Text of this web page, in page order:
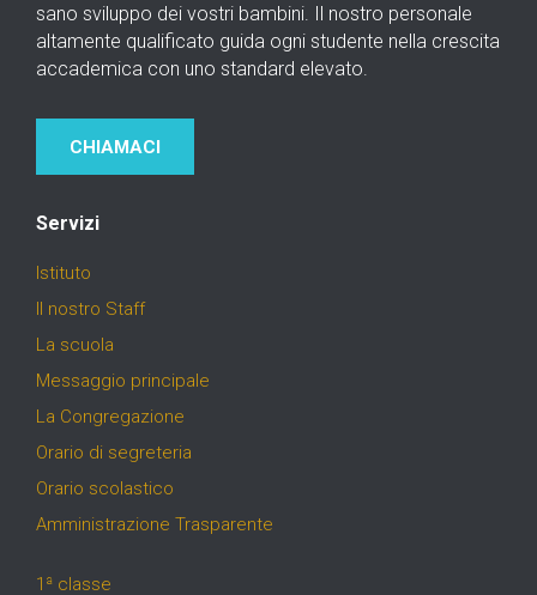
sano sviluppo dei vostri bambini. Il nostro personale
altamente qualificato guida ogni studente nella crescita
accademica con uno standard elevato.
CHIAMACI
Servizi
Istituto
Il nostro Staff
La scuola
Messaggio principale
La Congregazione
Orario di segreteria
Orario scolastico
Amministrazione Trasparente
1ª classe